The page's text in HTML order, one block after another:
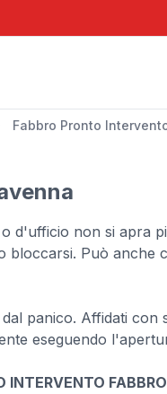
Fabbro Pronto
d'ufficio non si apra
Può anche
panico. Affidati
eseguendo
INTERVENTO FABBRO